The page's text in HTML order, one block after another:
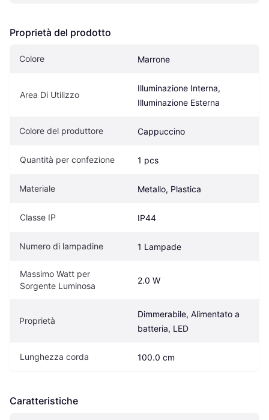
Proprietà del prodotto
Colore Marrone
Area Di Utilizzo
Illuminazione Interna,
Illuminazione Esterna
Colore del produttore Cappuccino
Quantità per confezione 1 pcs
Materiale Metallo, Plastica
Classe IP IP44
Numero di lampadine 1 Lampade
Massimo Watt per
Sorgente Luminosa
2.0 W
Proprietà
Dimmerabile, Alimentato a
batteria, LED
Lunghezza corda 100.0 cm
Caratteristiche